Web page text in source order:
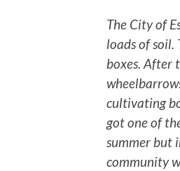
The City of
loads of soil.
boxes. After
cultivating
got one of
summer but
community